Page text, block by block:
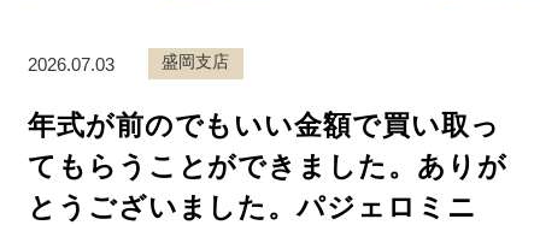
2026.07.03 盛岡支店
年式が前のでもいい金額で買い取っ
てもらうことができました。ありが
とうございました。パジェロミニ